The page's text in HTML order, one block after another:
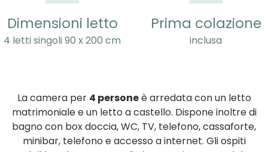
Dimensioni letto
4 letti singoli 90 x 200 cm
Prima colazione
inclusa
La camera per 4 personeè arredata con un letto
matrimoniale e un letto a castello. Dispone inoltre di
bagno con box doccia, WC, TV, telefono, cassaforte,
minibar, telefono e accesso a internet. Gli ospiti